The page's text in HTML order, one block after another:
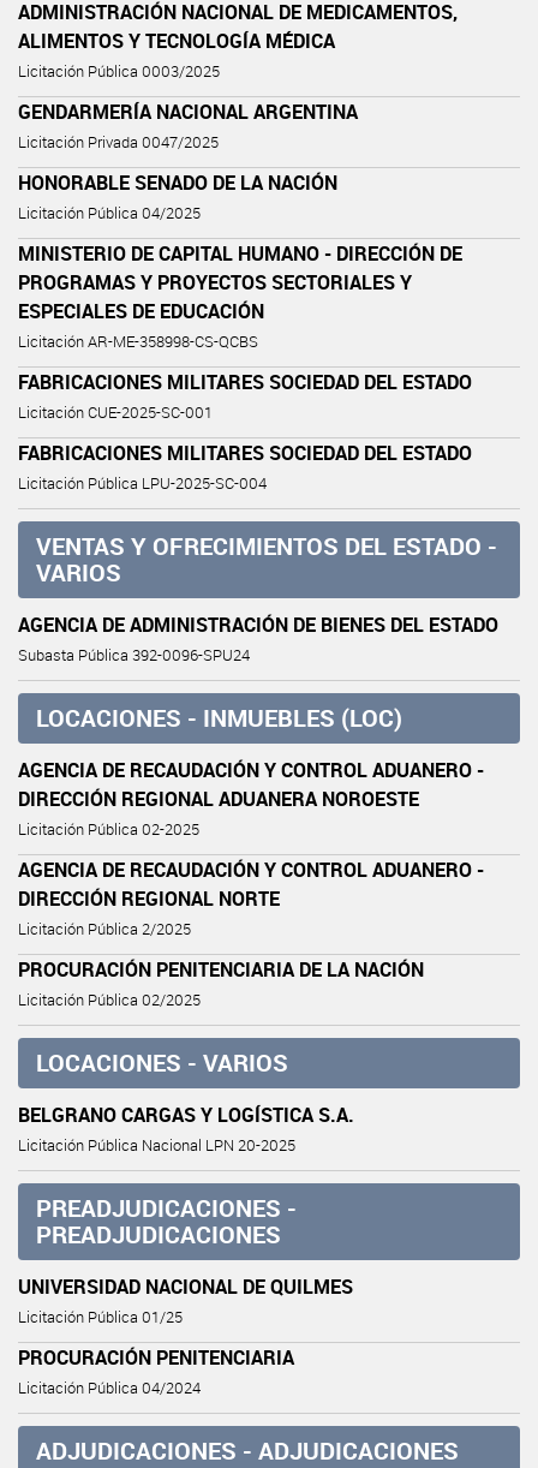
ADMINISTRACIÓN NACIONAL DE MEDICAMENTOS,
ALIMENTOS Y TECNOLOGÍA MÉDICA
Licitación Pública 0003/2025
GENDARMERÍA NACIONAL ARGENTINA
Licitación Privada 0047/2025
HONORABLE SENADO DE LA NACIÓN
Licitación Pública 04/2025
MINISTERIO DE CAPITAL HUMANO - DIRECCIÓN DE
PROGRAMAS Y PROYECTOS SECTORIALES Y
ESPECIALES DE EDUCACIÓN
Licitación AR-ME-358998-CS-QCBS
FABRICACIONES MILITARES SOCIEDAD DEL ESTADO
Licitación CUE-2025-SC-001
FABRICACIONES MILITARES SOCIEDAD DEL ESTADO
Licitación Pública LPU-2025-SC-004
VENTAS Y OFRECIMIENTOS DEL ESTADO -
VARIOS
AGENCIA DE ADMINISTRACIÓN DE BIENES DEL ESTADO
Subasta Pública 392-0096-SPU24
LOCACIONES - INMUEBLES (LOC)
AGENCIA DE RECAUDACIÓN Y CONTROL ADUANERO -
DIRECCIÓN REGIONAL ADUANERA NOROESTE
Licitación Pública 02-2025
AGENCIA DE RECAUDACIÓN Y CONTROL ADUANERO -
DIRECCIÓN REGIONAL NORTE
Licitación Pública 2/2025
PROCURACIÓN PENITENCIARIA DE LA NACIÓN
Licitación Pública 02/2025
LOCACIONES - VARIOS
BELGRANO CARGAS Y LOGÍSTICA S.A.
Licitación Pública Nacional LPN 20-2025
PREADJUDICACIONES -
PREADJUDICACIONES
UNIVERSIDAD NACIONAL DE QUILMES
Licitación Pública 01/25
PROCURACIÓN PENITENCIARIA
Licitación Pública 04/2024
ADJUDICACIONES - ADJUDICACIONES